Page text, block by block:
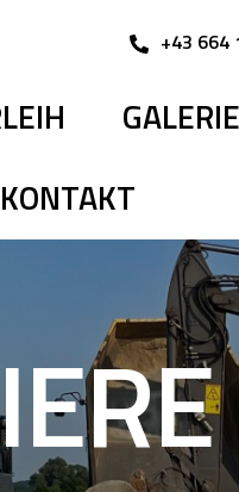
+43 664
GALERIE
KONTAKT